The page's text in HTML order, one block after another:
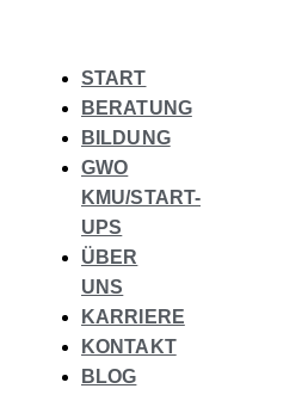
START
BERATUNG
BILDUNG
GWO
KMU/START-
UPS
ÜBER
UNS
KARRIERE
KONTAKT
BLOG